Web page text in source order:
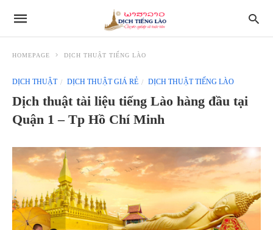
HOMEPAGE DỊCH THUẬT TIẾNG LÀO
DỊCH THUẬT DỊCH THUẬT GIÁ RẺ DỊCH THUẬT TIẾNG LÀO
Dịch thuật tài liệu tiếng Lào hàng đầu tại
Quận 1 – Tp Hồ Chí Minh